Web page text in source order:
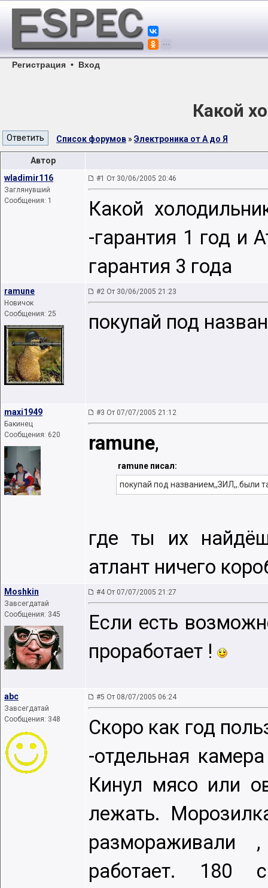
Регистрация • Вход
Какой
Список форумов » Электроника от А до Я
Автор
wladimir116
Заглянувший
Сообщения: 1
#1 От 30/06/2005 20:46
Какой
-гарантия 1 год и
гарантия 3 года
ramune
Новичок
Сообщения: 25
#2 От 30/06/2005 21:23
покупай под
maxi1949
Бакинец
Сообщения: 620
#3 От 07/07/2005 21:12
ramune,
ramune писал:
покупай под названием,,ЗИЛ,,.были
где ты их
атлант ничего
Moshkin
Завсегдатай
Сообщения: 345
#4 От 07/07/2005 21:27
Если есть
проработает !
abc
Завсегдатай
Сообщения: 348
#5 От 08/07/2005 06:24
Скоро как год
-отдельная
Кинул мясо или
лежать.
размораживали
работает. 180